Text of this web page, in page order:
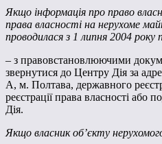
Якщо інформація про право
права власності на нерухоме
проводилася з 1 липня 2004 року
– з правовстановлюючими
звернутися до Центру Дія за
А, м. Полтава, державного
реєстрації права власності або
Дія.
Якщо власник об’єкту